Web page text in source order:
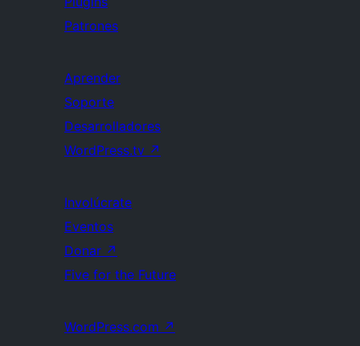
Patrones
Aprender
Soporte
Desarrolladores
WordPress.tv ↗
Involúcrate
Eventos
Donar ↗
Five for the Future
WordPress.com ↗